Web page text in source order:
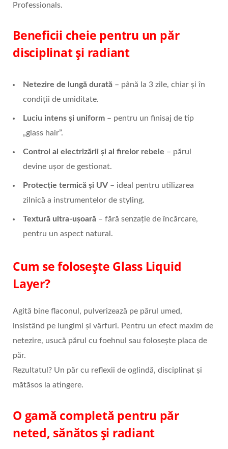
Professionals.
Beneficii cheie pentru un păr
disciplinat și radiant
Netezire de lungă durată – până la 3 zile, chiar și în
condiții de umiditate.
Luciu intens și uniform – pentru un finisaj de tip
„glass hair”.
Control al electrizării și al firelor rebele – părul
devine ușor de gestionat.
Protecție termică și UV – ideal pentru utilizarea
zilnică a instrumentelor de styling.
Textură ultra-ușoară – fără senzație de încărcare,
pentru un aspect natural.
Cum se folosește Glass Liquid
Layer?
Agită bine flaconul, pulverizează pe părul umed,
insistând pe lungimi și vârfuri. Pentru un efect maxim de
netezire, usucă părul cu foehnul sau folosește placa de
păr.
Rezultatul? Un păr cu reflexii de oglindă, disciplinat și
mătăsos la atingere.
O gamă completă pentru păr
neted, sănătos și radiant